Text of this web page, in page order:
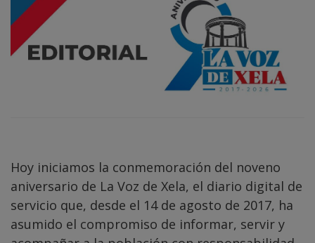
Hoy iniciamos la conmemoración del noveno
aniversario de La Voz de Xela, el diario digital de
servicio que, desde el 14 de agosto de 2017, ha
asumido el compromiso de informar, servir y